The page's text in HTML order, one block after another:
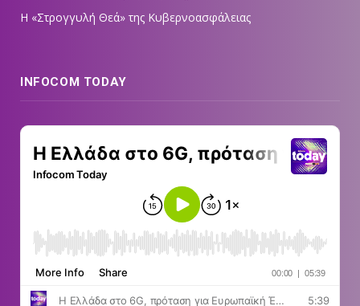
Η «Στρογγυλή Θεά» της Κυβερνοασφάλειας
INFOCOM TODAY